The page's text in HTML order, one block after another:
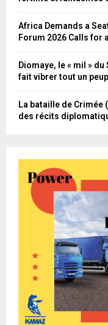
Africa Demands a
Forum 2026 Calls for
Diomaye, le « mil »
fait vibrer tout un
La bataille de Crimée
des récits